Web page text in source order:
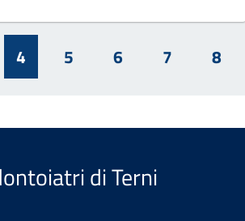
4 5 6 7 8
di Terni